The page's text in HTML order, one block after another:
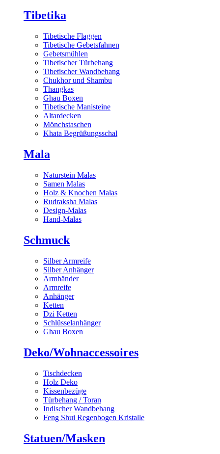
Tibetika
Tibetische Flaggen
Tibetische Gebetsfahnen
Gebetsmühlen
Tibetischer Türbehang
Tibetischer Wandbehang
Chukhor und Shambu
Thangkas
Ghau Boxen
Tibetische Manisteine
Altardecken
Mönchstaschen
Khata Begrüßungsschal
Mala
Naturstein Malas
Samen Malas
Holz & Knochen Malas
Rudraksha Malas
Design-Malas
Hand-Malas
Schmuck
Silber Armreife
Silber Anhänger
Armbänder
Armreife
Anhänger
Ketten
Dzi Ketten
Schlüsselanhänger
Ghau Boxen
Deko/Wohnaccessoires
Tischdecken
Holz Deko
Kissenbezüge
Türbehang / Toran
Indischer Wandbehang
Feng Shui Regenbogen Kristalle
Statuen/Masken